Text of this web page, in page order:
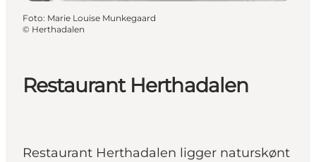
Restaurant Herthadalen
Restaurant Herthadalen ligger naturskønt
Foto: Marie Louise Munkegaard
© Herthadalen